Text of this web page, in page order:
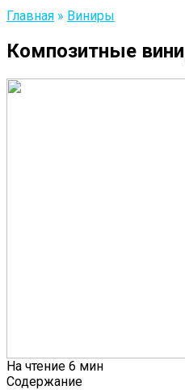
Главная » Виниры
Композитные
На чтение 6 мин
Содержание